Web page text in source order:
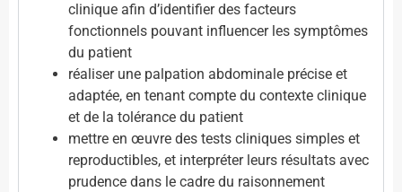
clinique afin d’identifier des facteurs
fonctionnels pouvant influencer les symptômes
du patient
réaliser une palpation abdominale précise et
adaptée, en tenant compte du contexte clinique
et de la tolérance du patient
mettre en œuvre des tests cliniques simples et
reproductibles, et interpréter leurs résultats avec
prudence dans le cadre du raisonnement